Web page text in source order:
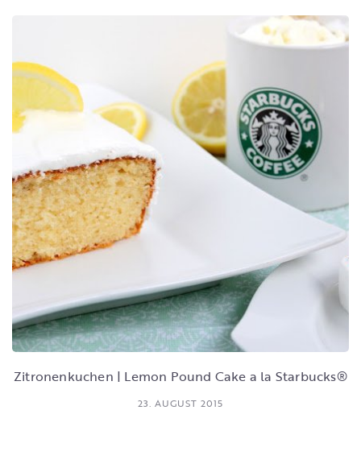
Zitronenkuchen | Lemon Pound Cake a la Starbucks®
23. AUGUST 2015